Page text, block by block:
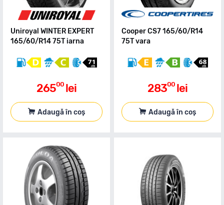
Uniroyal WINTER EXPERT
165/60/R14 75T iarna
26500 lei
Adaugă în coș
Cooper CS7 165/60/R14
75T vara
28300 lei
Adaugă în coș